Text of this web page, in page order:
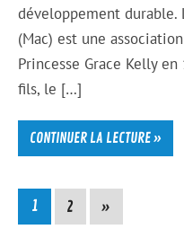
développement durable.
(Mac) est une
Princesse Grace Kelly
fils, le […]
CONTINUER LA LECTURE »
1 2 »